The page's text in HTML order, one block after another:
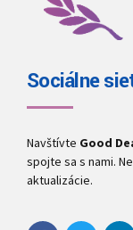
Sociálne
Navštívte Good
spojte sa s nami.
aktualizácie.